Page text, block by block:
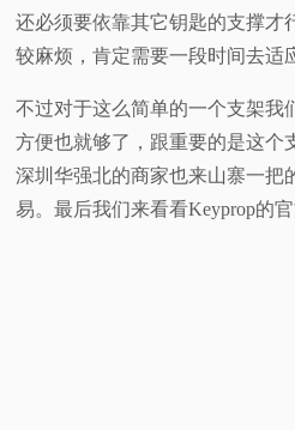
还必须要依靠其它钥匙的支撑才
较麻烦，肯定需要一段时间去适
不过对于这么简单的一个支架我
方便也就够了，跟重要的是这个
深圳华强北的商家也来山寨一把
易。最后我们来看看Keyprop的官